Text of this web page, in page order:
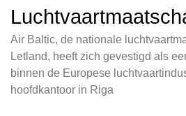
Air Baltic, de nationale
Letland, heeft zich gevestigd als
binnen de Europese
hoofdkantoor in Riga